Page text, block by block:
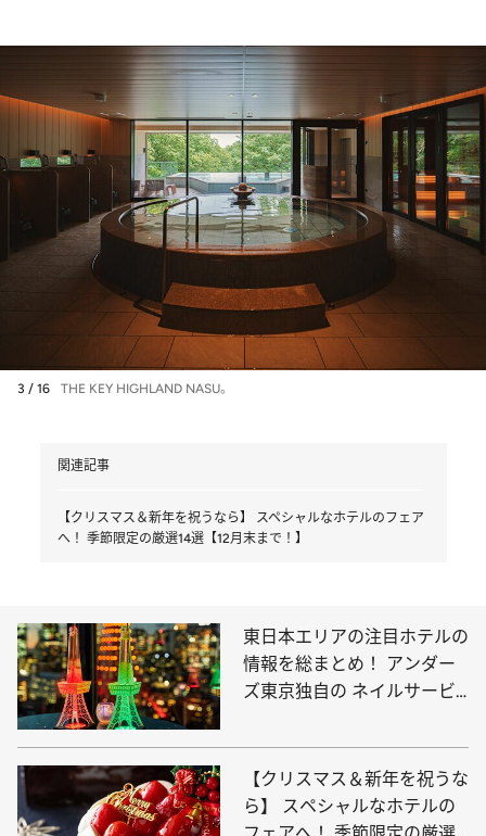
3 / 16 THE KEY HIGHLAND NASU。
関連記事
【クリスマス＆新年を祝うなら】 スペシャルなホテルのフェア
へ！ 季節限定の厳選14選【12月末まで！】
東日本エリアの注目ホテルの
情報を総まとめ！ アンダー
ズ東京独自の ネイルサービ
【クリスマス＆新年を祝うな
ら】 スペシャルなホテルの